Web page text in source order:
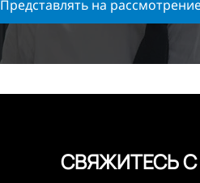
Представлять на
СВЯЖИТЕСЬ